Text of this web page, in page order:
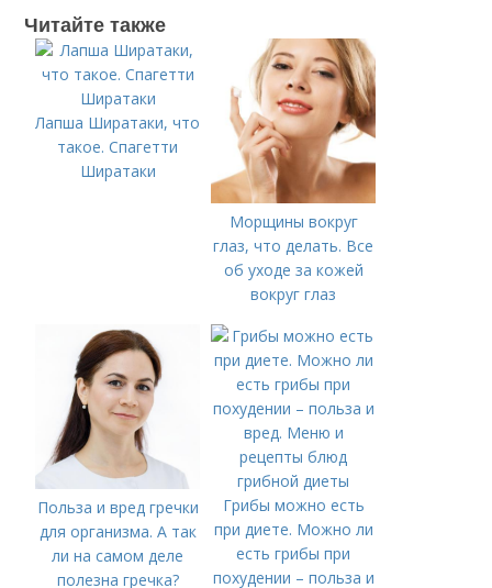
Читайте также
Лапша Ширатаки, что
такое. Спагетти
Ширатаки
Морщины вокруг
глаз, что делать. Все
об уходе за кожей
вокруг глаз
Польза и вред гречки
для организма. А так
ли на самом деле
полезна гречка?
Грибы можно есть
при диете. Можно ли
есть грибы при
похудении – польза и